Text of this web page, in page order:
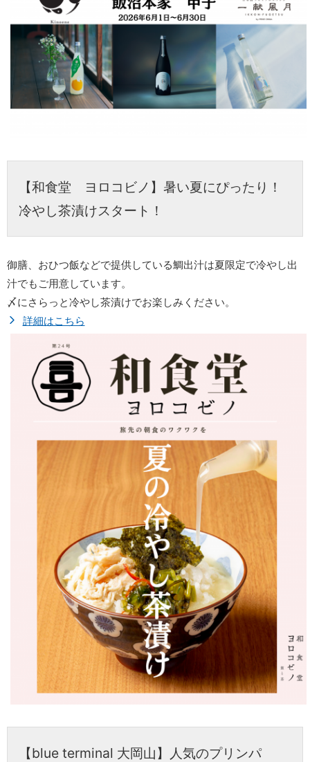
【和食堂 ヨロコビノ】暑い夏にぴったり！
冷やし茶漬けスタート！
御膳、おひつ飯などで提供している鯛出汁は夏限定で冷やし出
汁でもご用意しています。
〆にさらっと冷やし茶漬けでお楽しみください。
詳細はこちら
【blue terminal 大岡山】人気のプリンパ